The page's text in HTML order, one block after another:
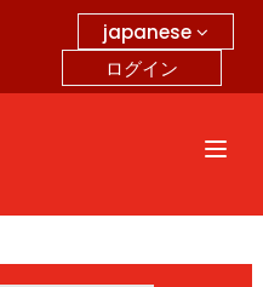
japanese
ログイン